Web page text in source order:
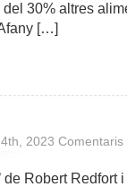
30% altres
[…]
2023 Comentaris
Robert Redfort